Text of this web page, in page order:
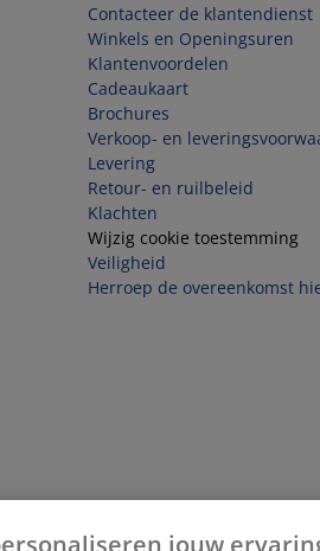
Contacteer de klantendienst
Winkels en Openingsuren
Klantenvoordelen
Cadeaukaart
Brochures
Verkoop- en
Levering
Retour- en ruilbeleid
Klachten
Wijzig cookie toestemming
Veiligheid
Herroep de overeenkomst
jouw